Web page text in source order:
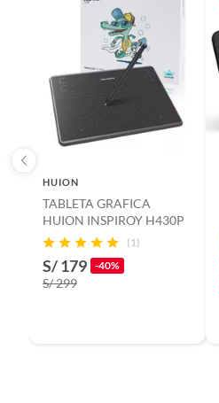
Garantía
Conectividad/conexión
Incluye
HUION
TABLETA GRAFICA
HUION INSPIROY H430P
(1)
S/ 179 -40%
S/ 299